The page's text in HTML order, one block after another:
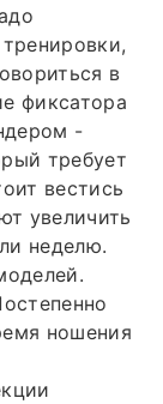
в
фиксатора
-
требует
вестись
увеличить
неделю.
ношения